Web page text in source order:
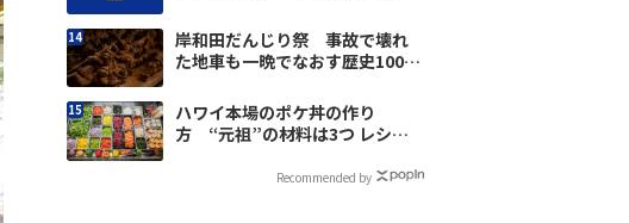
岸和田だんじり祭 事故で壊れ
た地車も一晩でなおす歴史100年
ハワイ本場のポケ丼の作り
方 “元祖”の材料は3つ レシピ
Recommended by